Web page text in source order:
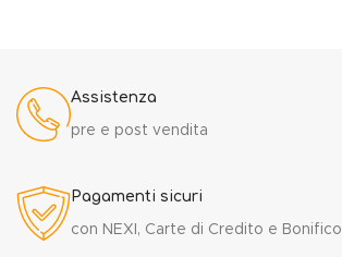
Assistenza
pre e post vendita
Pagamenti sicuri
con NEXI, Carte di Credito e Bonifico